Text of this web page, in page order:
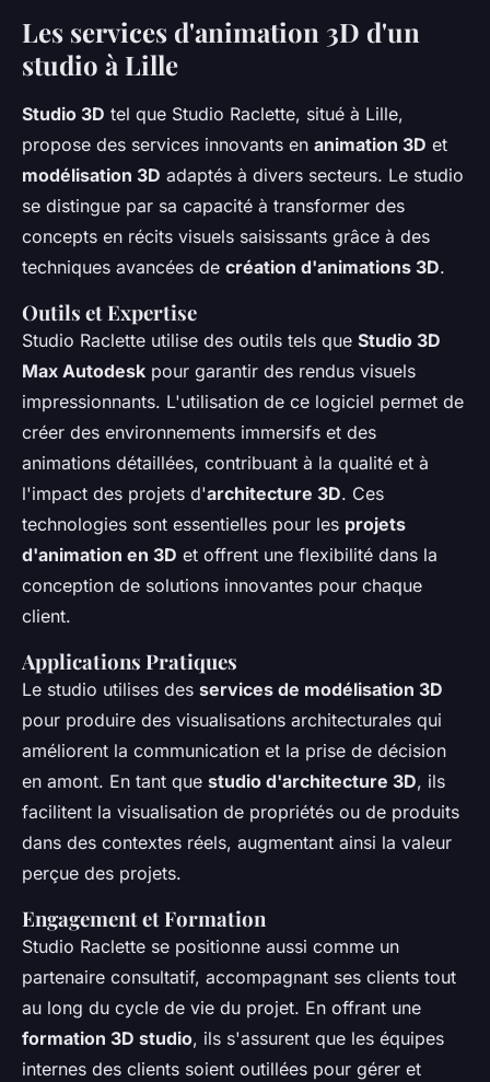
Les services d'animation 3D d'un
studio à Lille
Studio 3D tel que Studio Raclette, situé à Lille,
propose des services innovants en animation 3D et
modélisation 3D adaptés à divers secteurs. Le studio
se distingue par sa capacité à transformer des
concepts en récits visuels saisissants grâce à des
techniques avancées de création d'animations 3D.
Outils et Expertise
Studio Raclette utilise des outils tels que Studio 3D
Max Autodesk pour garantir des rendus visuels
impressionnants. L'utilisation de ce logiciel permet de
créer des environnements immersifs et des
animations détaillées, contribuant à la qualité et à
l'impact des projets d'architecture 3D. Ces
technologies sont essentielles pour les projets
d'animation en 3D et offrent une flexibilité dans la
conception de solutions innovantes pour chaque
client.
Applications Pratiques
Le studio utilises des services de modélisation 3D
pour produire des visualisations architecturales qui
améliorent la communication et la prise de décision
en amont. En tant que studio d'architecture 3D, ils
facilitent la visualisation de propriétés ou de produits
dans des contextes réels, augmentant ainsi la valeur
perçue des projets.
Engagement et Formation
Studio Raclette se positionne aussi comme un
partenaire consultatif, accompagnant ses clients tout
au long du cycle de vie du projet. En offrant une
formation 3D studio, ils s'assurent que les équipes
internes des clients soient outillées pour gérer et